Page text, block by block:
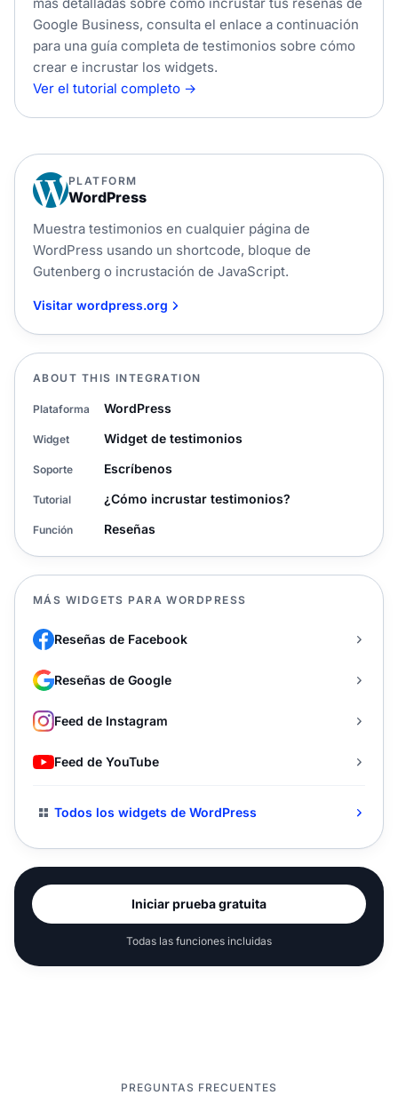
Google Business, consulta el enlace a continuación
para una guía completa de testimonios sobre cómo
crear e incrustar los widgets.
Ver el tutorial completo →
PLATFORM
WordPress
Muestra testimonios en cualquier página de
WordPress usando un shortcode, bloque de
Gutenberg o incrustación de JavaScript.
Visitar wordpress.org
ABOUT THIS INTEGRATION
Plataforma WordPress
Widget Widget de testimonios
Soporte Escríbenos
Tutorial ¿Cómo incrustar testimonios?
Función Reseñas
MÁS WIDGETS PARA WORDPRESS
Reseñas de Facebook
Reseñas de Google
Feed de Instagram
Feed de YouTube
Todos los widgets de WordPress
Iniciar prueba gratuita
Todas las funciones incluidas
PREGUNTAS FRECUENTES